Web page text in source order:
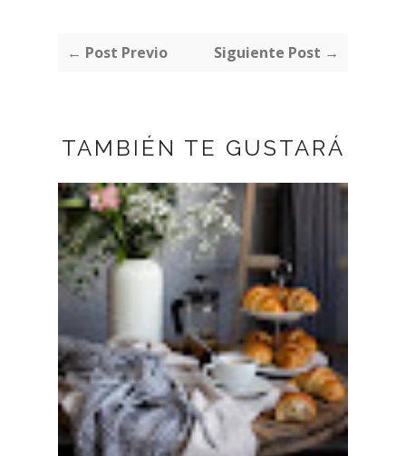
← Post Previo Siguiente Post →
TAMBIÉN TE GUSTARÁ